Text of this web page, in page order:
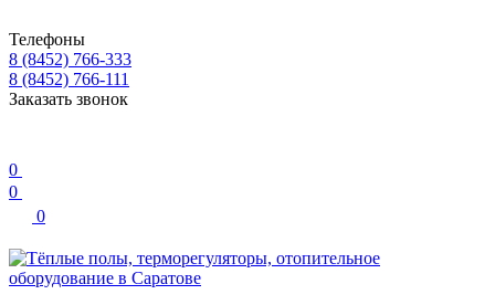
Телефоны
8 (8452) 766-333
8 (8452) 766-111
Заказать звонок
0
0
0